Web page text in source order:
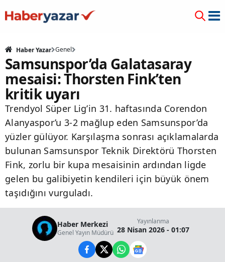
Haber Yazar Genel
Samsunspor’da Galatasaray
mesaisi: Thorsten Fink’ten
kritik uyarı
Trendyol Süper Lig’in 31. haftasında Corendon
Alanyaspor’u 3-2 mağlup eden Samsunspor’da
yüzler gülüyor. Karşılaşma sonrası açıklamalarda
bulunan Samsunspor Teknik Direktörü Thorsten
Fink, zorlu bir kupa mesaisinin ardından ligde
gelen bu galibiyetin kendileri için büyük önem
taşıdığını vurguladı.
Haber Merkezi
Genel Yayın Müdürü
Yayınlanma
28 Nisan 2026 - 01:07